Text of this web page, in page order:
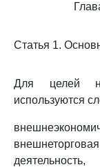
Статья 1.
Для целей
используются